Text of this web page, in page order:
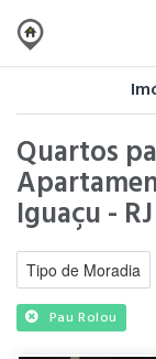
Quartos
Iguaçu - RJ
Tipo de Moradia
Pau Rolou